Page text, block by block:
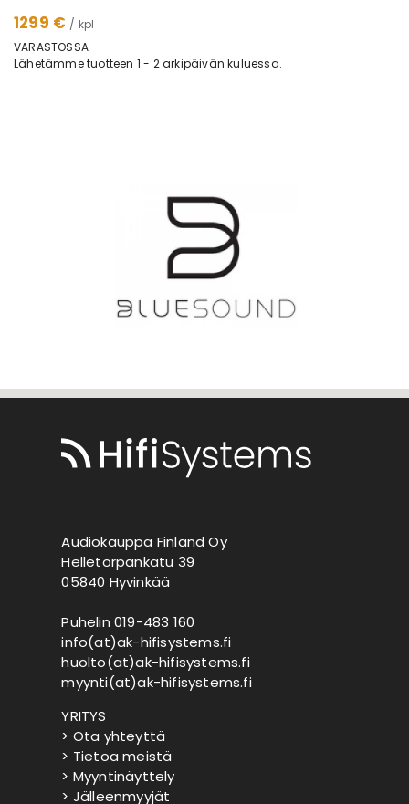
1299 € / kpl
VARASTOSSA
Lähetämme tuotteen 1 - 2 arkipäivän kuluessa.
Audiokauppa Finland Oy
Helletorpankatu 39
05840 Hyvinkää
Puhelin 019-483 160
info(at)ak-hifisystems.fi
huolto(at)ak-hifisystems.fi
myynti(at)ak-hifisystems.fi
YRITYS
> Ota yhteyttä
> Tietoa meistä
> Myyntinäyttely
> Jälleenmyyjät